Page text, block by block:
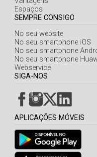
Espaços
SEMPRE CONSIGO
No seu website
No seu smartphone iOS
No seu smartphone
No seu smartphone
Webservice
SIGA-NOS
APLICAÇÕES MÓVEIS